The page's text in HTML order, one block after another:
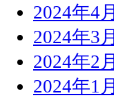
2024年4月
2024年3月
2024年2月
2024年1月